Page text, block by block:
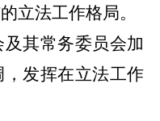
立法工作格局。
其常务委员会加
发挥在立法工作